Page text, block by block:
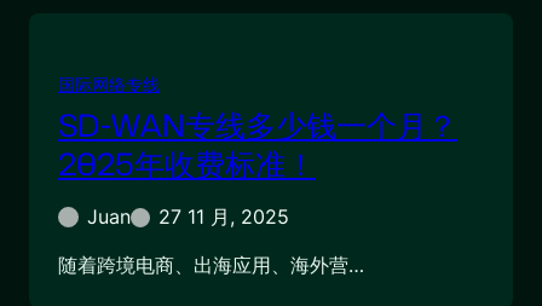
国际网络专线
SD-WAN专线多少钱一个月？
2025年收费标准！
Juan
27 11 月, 2025
随着跨境电商、出海应用、海外营…